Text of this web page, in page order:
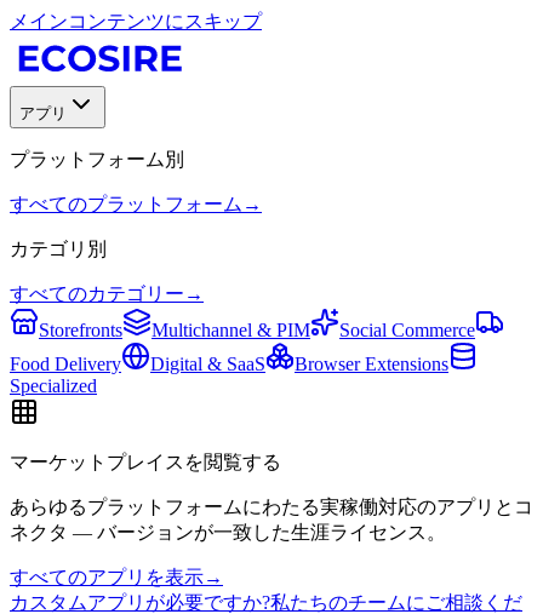
メインコンテンツにスキップ
アプリ
プラットフォーム別
すべてのプラットフォーム →
カテゴリ別
すべてのカテゴリー →
Storefronts
Multichannel & PIM
Social Commerce
Food Delivery
Digital & SaaS
Browser Extensions
Specialized
マーケットプレイスを閲覧する
あらゆるプラットフォームにわたる実稼働対応のアプリとコ
ネクタ — バージョンが一致した生涯ライセンス。
すべてのアプリを表示→
カスタムアプリが必要ですか?私たちのチームにご相談くだ